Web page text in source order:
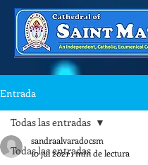
Entrada
Todas las entradas
Todas las entradas
sandraalvaradocsm
10 jul 20211 min de lectura